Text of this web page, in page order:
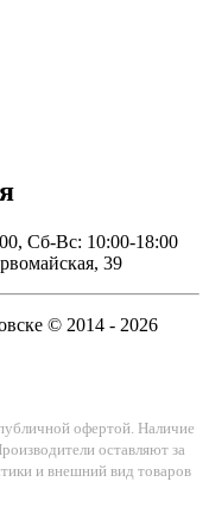
Сб-Вс: 10:00-18:00
39
© 2014 - 2026
офертой. Наличие
оставляют за
и внешний вид товаров